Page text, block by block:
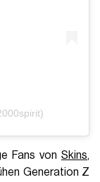
Fans von Skins,
Generation Z